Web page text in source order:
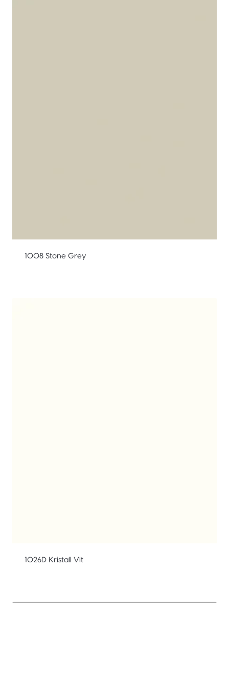
1008 Stone Grey
1026D Kristall Vit